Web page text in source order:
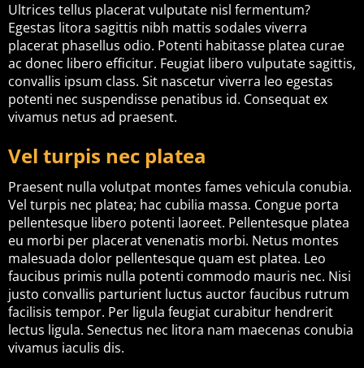
Ultrices tellus placerat vulputate nisl fermentum?
Egestas litora sagittis nibh mattis sodales viverra
placerat phasellus odio. Potenti habitasse platea curae
ac donec libero efficitur. Feugiat libero vulputate sagittis,
convallis ipsum class. Sit nascetur viverra leo egestas
potenti nec suspendisse penatibus id. Consequat ex
vivamus netus ad praesent.
Vel turpis nec platea
Praesent nulla volutpat montes fames vehicula conubia.
Vel turpis nec platea; hac cubilia massa. Congue porta
pellentesque libero potenti laoreet. Pellentesque platea
eu morbi per placerat venenatis morbi. Netus montes
malesuada dolor pellentesque quam est platea. Leo
faucibus primis nulla potenti commodo mauris nec. Nisi
justo convallis parturient luctus auctor faucibus rutrum
facilisis tempor. Per ligula feugiat curabitur hendrerit
lectus ligula. Senectus nec litora nam maecenas conubia
vivamus iaculis dis.